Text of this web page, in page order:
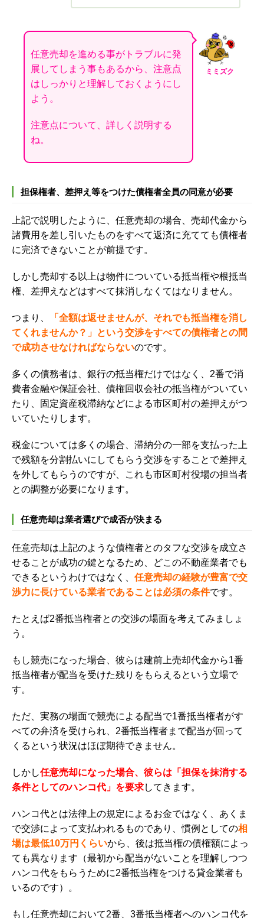
ミミズク
任意売却を進める事がトラブルに発
展してしまう事もあるから、注意点
はしっかりと理解しておくようにし
よう。
注意点について、詳しく説明する
ね。
担保権者、差押え等をつけた債権者全員の同意が必要
上記で説明したように、任意売却の場合、売却代金から
諸費用を差し引いたものをすべて返済に充てても債権者
に完済できないことが前提です。
しかし売却する以上は物件についている抵当権や根抵当
権、差押えなどはすべて抹消しなくてはなりません。
つまり、
「全額は返せませんが、それでも抵当権を消し
てくれませんか？」という交渉をすべての債権者との間
で成功させなければならないのです。
多くの債務者は、銀行の抵当権だけではなく、2番で消
費者金融や保証会社、債権回収会社の抵当権がついてい
たり、固定資産税滞納などによる市区町村の差押えがつ
いていたりします。
税金については多くの場合、滞納分の一部を支払った上
で残額を分割払いにしてもらう交渉をすることで差押え
を外してもらうのですが、これも市区町村役場の担当者
との調整が必要になります。
任意売却は業者選びで成否が決まる
任意売却は上記のような債権者とのタフな交渉を成立さ
せることが成功の鍵となるため、どこの不動産業者でも
できるというわけではなく、 任意売却の経験が豊富で交
渉力に長けている業者であることは必須の条件です。
たとえば2番抵当権者との交渉の場面を考えてみましょ
う。
もし競売になった場合、彼らは建前上売却代金から1番
抵当権者が配当を受けた残りをもらえるという立場で
す。
ただ、実務の場面で競売による配当で1番抵当権者がす
べての弁済を受けられ、2番抵当権者まで配当が回って
くるという状況はほぼ期待できません。
しかし任意売却になった場合、彼らは「担保を抹消する
条件としてのハンコ代」を要求してきます。
ハンコ代とは法律上の規定によるお金ではなく、あくま
で交渉によって支払われるものであり、慣例としての相
場は最低10万円くらいから、後は抵当権の債権額によっ
ても異なります（最初から配当がないことを理解しつつ
ハンコ代をもらうために2番抵当権をつける貸金業者も
いるのです）。
もし任意売却において2番、3番抵当権者へのハンコ代を